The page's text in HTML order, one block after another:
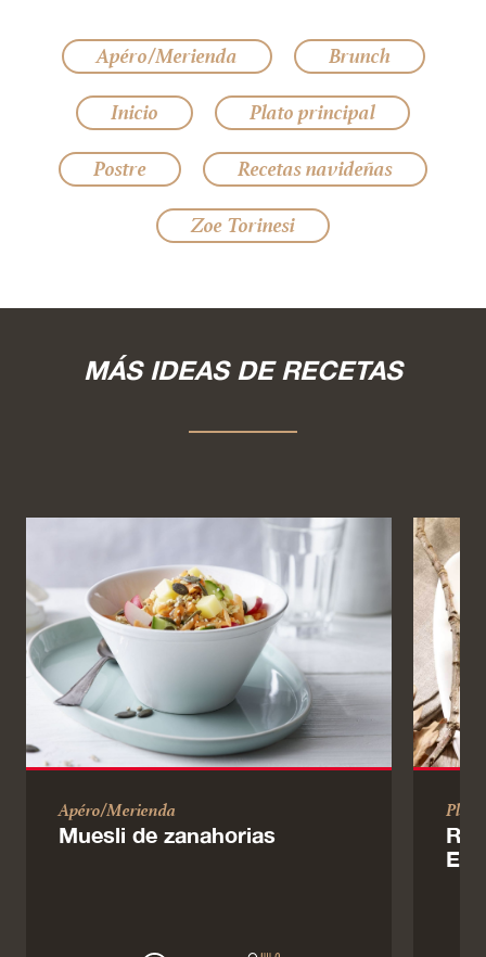
Apéro/Merienda
Brunch
Inicio
Plato principal
Postre
Recetas navideñas
Zoe Torinesi
MÁS IDEAS DE RECETAS
Apéro/Merienda
Muesli de zanahorias